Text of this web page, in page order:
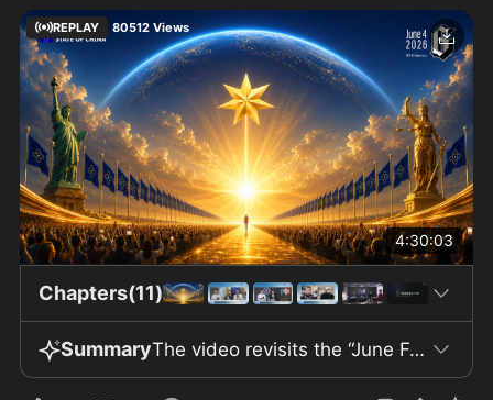
REPLAY 80512 Views
4:30:03
Chapters(11)
Summary The video revisits the “June Fourth” incident of 1989, recounting the night tanks and soldiers entered Tiananmen Square and opened fire on students and citizens demanding democracy and freedom. The video asserts these events crushed China’s early hopes for democratic reform, resulting in lasting tragedy. Multiple speakers denounce the Chinese Communist Party (CCP) as a criminal organization and call for its overthrow, promoting the establishment of the “New Federal State of China.” They emphasize the importance of exposing historical truth to counter decades of official deception. Several narrators share personal experiences from June Fourth. They describe making sacrifices in their careers, losing reputations and property, and witnessing tanks and machine guns used against unarmed civilians. One survivor recalls supplying food to protesters, witnessing massacres on Tiananmen Square, and colleagues killed by gunfire. The video references spontaneous domestic and overseas protests following the crackdown, and the continued silencing of survivors through state pressure. Some speakers accuse certain participants near the movement’s end—such as “student leaders,” as well as figures in the pro-democracy and sports spheres—of acting out of self-interest rather than principle. Zhao Ziyang and his family are cited as escaping consequences and retaining wealth after the event. The CCP is sharply criticized for brainwashing the population and controlling public opinion. The speakers declare ordinary people essential in advancing the ideals of the New Federal State of China and breaking through censorship. They highlight the founding of the New Federal State of China at the Statue of Liberty in 2020, describing Guo Wengui’s symbolic blood oath and a rainstorm turning to sunshine, with claims that 400 million people watched online. American guests like Steve Bannon warn that the CCP’s Belt and Road initiative and advanced technologies, supported by Western business elites, hinder global efforts to distance from China. The video references recent natural disasters, economic crises, and a declining real estate sector as proof of the regime’s instability. It underscores the CCP’s heavy censorship on social media and mainstream channels, stressing the importance of self-built platforms such as GETTR and noting blocked terms like “June Fourth” and “1989.” Some speakers claim members of the New Federal State of China collectively rejected COVID-19 vaccines, advocate artemisinin derivatives for vaccine side effects, and accuse mainstream media and tech companies of suppressing pandemic information. In closing, the program mourns June Fourth’s victims and democracy advocates, attributing failure to a lack of selflessness, rule of law, and faith. The speakers urge all Chinese people to seek freedom, democracy, and the rule of law, ending with prayers for the New Federal State of China and those who sacrificed for democracy.